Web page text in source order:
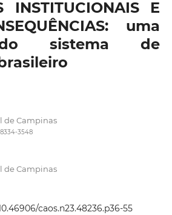
INSTITUCIONAIS E
uma
sistema de
de Campinas
3548
de Campinas
caos.n23.48236.p36-55